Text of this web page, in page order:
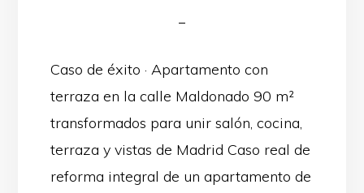
Caso de éxito · Apartamento con
terraza en la calle Maldonado 90 m²
transformados para unir salón, cocina,
terraza y vistas de Madrid Caso real de
reforma integral de un apartamento de